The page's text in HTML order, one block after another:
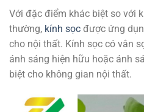
Với đặc điểm khác biệt so với
thường, kính sọc được ứng
cho nội thất. Kính sọc có vân
ánh sáng hiện hữu hoặc ánh
biệt cho không gian nội thất.